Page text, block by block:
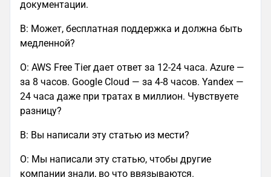
документации.
В: Может, бесплатная поддержка и должна быть
медленной?
О: AWS Free Tier дает ответ за 12-24 часа. Azure —
за 8 часов. Google Cloud — за 4-8 часов. Yandex —
24 часа даже при тратах в миллион. Чувствуете
разницу?
В: Вы написали эту статью из мести?
О: Мы написали эту статью, чтобы другие
компании знали, во что ввязываются.